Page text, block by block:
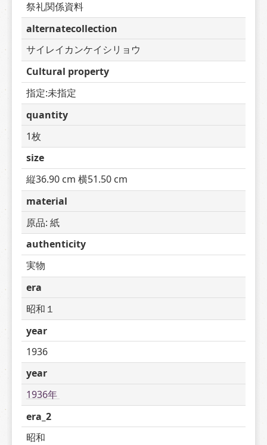
祭礼関係資料
alternatecollection
サイレイカンケイシリョウ
Cultural property
指定:未指定
quantity
1枚
size
縦36.90 cm 横51.50 cm
material
原品: 紙
authenticity
実物
era
昭和１
year
1936
year
1936年
era_2
昭和